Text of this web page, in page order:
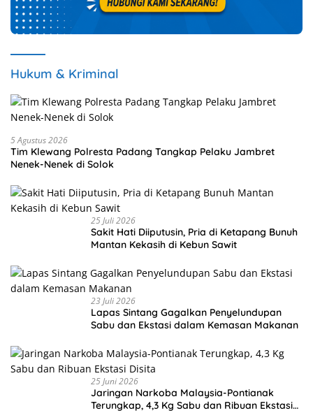
Hukum & Kriminal
5 Agustus 2026
Tim Klewang Polresta Padang Tangkap Pelaku Jambret
Nenek-Nenek di Solok
25 Juli 2026
Sakit Hati Diiputusin, Pria di Ketapang Bunuh
Mantan Kekasih di Kebun Sawit
23 Juli 2026
Lapas Sintang Gagalkan Penyelundupan
Sabu dan Ekstasi dalam Kemasan Makanan
25 Juni 2026
Jaringan Narkoba Malaysia-Pontianak
Terungkap, 4,3 Kg Sabu dan Ribuan Ekstasi